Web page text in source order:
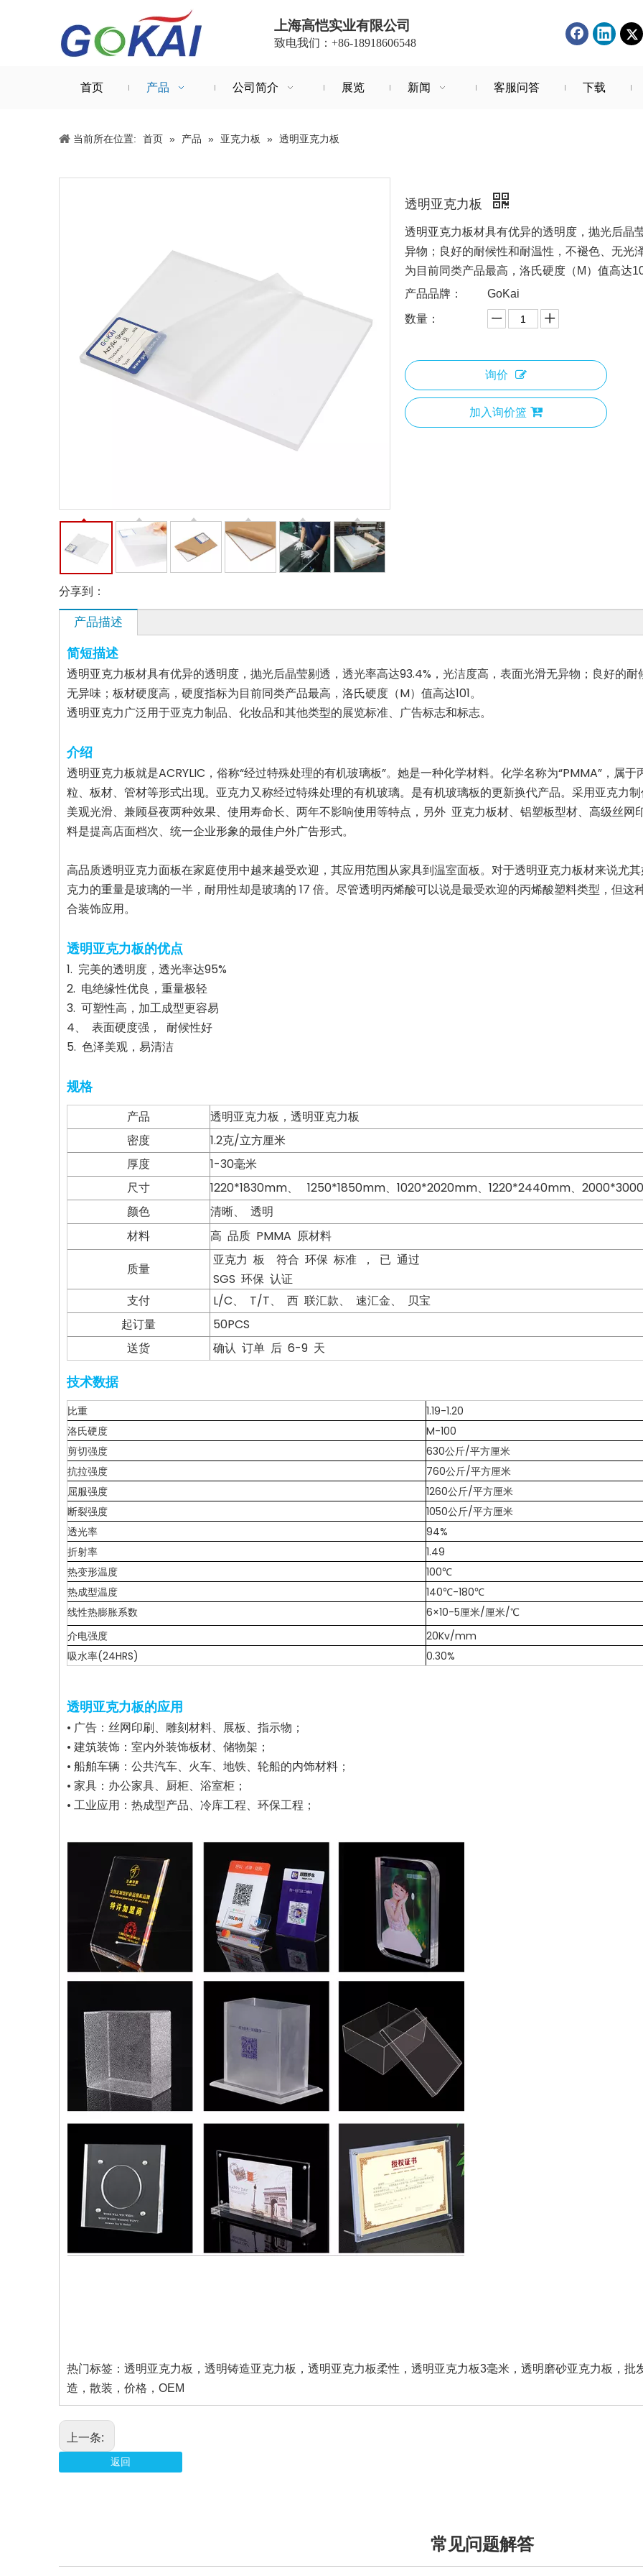
上海高恺实业有限公司
致电我们：+86-18918606548
首页 产品 公司简介 展览 新闻 客服问答 下载
当前所在位置: 首页 » 产品 » 亚克力板 » 透明亚克力板
分享到：
透明亚克力板
透明亚克力板材具有优异的透明度，抛光后晶
异物；良好的耐候性和耐温性，不褪色、无光
为目前同类产品最高，洛氏硬度（M）值高达
产品品牌：
GoKai
数量：
询价
加入询价篮
产品描述
简短描述
透明亚克力板材具有优异的透明度，抛光后晶莹剔透，透光率高达93.4%，光洁度高，表面光滑无异物；良好的
无异味；板材硬度高，硬度指标为目前同类产品最高，洛氏硬度（M）值高达101。
透明亚克力广泛用于亚克力制品、化妆品和其他类型的展览标准、广告标志和标志。
介绍
透明亚克力板就是ACRYLIC，俗称“经过特殊处理的有机玻璃板”。她是一种化学材料。化学名称为“PMMA”，属
粒、板材、管材等形式出现。亚克力又称经过特殊处理的有机玻璃。是有机玻璃板的更新换代产品。采用亚克力
美观光滑、兼顾昼夜两种效果、使用寿命长、两年不影响使用等特点，另外 亚克力板材、铝塑板型材、高级丝网
料是提高店面档次、统一企业形象的最佳户外广告形式。
高品质透明亚克力面板在家庭使用中越来越受欢迎，其应用范围从家具到温室面板。对于透明亚克力板材来说
克力的重量是玻璃的一半，耐用性却是玻璃的 17 倍。尽管透明丙烯酸可以说是最受欢迎的丙烯酸塑料类型，但
合装饰应用。
透明亚克力板的优点
1. 完美的透明度，透光率达95%
2. 电绝缘性优良，重量极轻
3. 可塑性高，加工成型更容易
4、 表面硬度强， 耐候性好
5. 色泽美观，易清洁
规格
产品
透明亚克力板，透明亚克力板
密度
1.2克/立方厘米
厚度
1-30毫米
尺寸
1220*1830mm、 1250*1850mm、1020*2020mm、1220*2440mm、
颜色
清晰、 透明
材料
高 品质 PMMA 原材料 ​
质量
亚克力 板 符合 环保 标准 ， 已 通过 ​ ​
SGS 环保 认证 ​
支付
L/C、 T/T、 西 联汇款、 速汇金、 贝宝
起订量
50PCS
送货
确认 订单 后 6-9 天
技术数据
比重
1.19-1.20
洛氏硬度
M-100
剪切强度
630公斤/平方厘米
抗拉强度
760公斤/平方厘米
屈服强度
1260公斤/平方厘米
断裂强度
1050公斤/平方厘米
透光率
94%
折射率
1.49
热变形温度
100℃
热成型温度
140℃-180℃
线性热膨胀系数
6×10-5厘米/厘米/℃
介电强度
20Kv/mm
吸水率(24HRS)
0.30%
透明亚克力板的应用
• 广告：丝网印刷、雕刻材料、展板、指示物；
• 建筑装饰：室内外装饰板材、储物架；
• 船舶车辆：公共汽车、火车、地铁、轮船的内饰材料；
• 家具：办公家具、厨柜、浴室柜；
• 工业应用：热成型产品、冷库工程、环保工程；
热门标签：透明亚克力板，透明铸造亚克力板，透明亚克力板柔性，透明亚克力板3毫米，透明磨砂亚克力板，批
造，散装，价格，OEM
上一条:
返回
常见问题解答